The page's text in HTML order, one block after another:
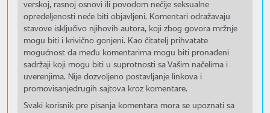
verskoj, rasnoj osnovi ili povodom nečije seksualne
opredeljenosti neće biti objavljeni. Komentari odražavaju
stavove isključivo njihovih autora, koji zbog govora mržnje
mogu biti i krivično gonjeni. Kao čitatelj prihvatate
mogućnost da među komentarima mogu biti pronađeni
sadržaji koji mogu biti u suprotnosti sa Vašim načelima i
uverenjima. Nije dozvoljeno postavljanje linkova i
promovisanjedrugih sajtova kroz komentare.
Svaki korisnik pre pisanja komentara mora se upoznati sa